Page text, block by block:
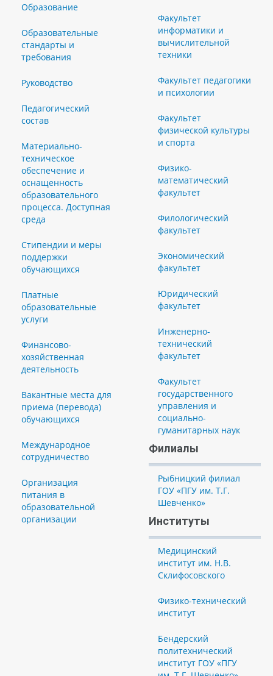
Образование
Образовательные
стандарты и
требования
Руководство
Педагогический
состав
Материально-
техническое
обеспечение и
оснащенность
образовательного
процесса. Доступная
среда
Стипендии и меры
поддержки
обучающихся
Платные
образовательные
услуги
Финансово-
хозяйственная
деятельность
Вакантные места для
приема (перевода)
обучающихся
Международное
сотрудничество
Организация
питания в
образовательной
организации
Факультет
информатики и
вычислительной
техники
Факультет педагогики
и психологии
Факультет
физической культуры
и спорта
Физико-
математический
факультет
Филологический
факультет
Экономический
факультет
Юридический
факультет
Инженерно-
технический
факультет
Факультет
государственного
управления и
социально-
гуманитарных наук
Филиалы
Рыбницкий филиал
ГОУ «ПГУ им. Т.Г.
Шевченко»
Институты
Медицинский
институт им. Н.В.
Склифосовского
Физико-технический
институт
Бендерский
политехнический
институт ГОУ «ПГУ